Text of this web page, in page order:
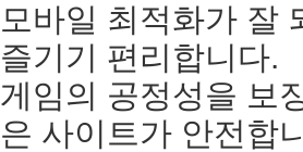
모바일 최적화가 잘
즐기기 편리합니다.
게임의 공정성을 보
은 사이트가 안전합